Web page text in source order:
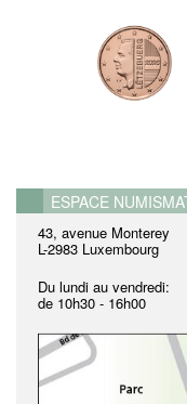
ESPACE
43, avenue Monterey
L-2983 Luxembourg
Du lundi au vendredi:
de 10h30 - 16h00